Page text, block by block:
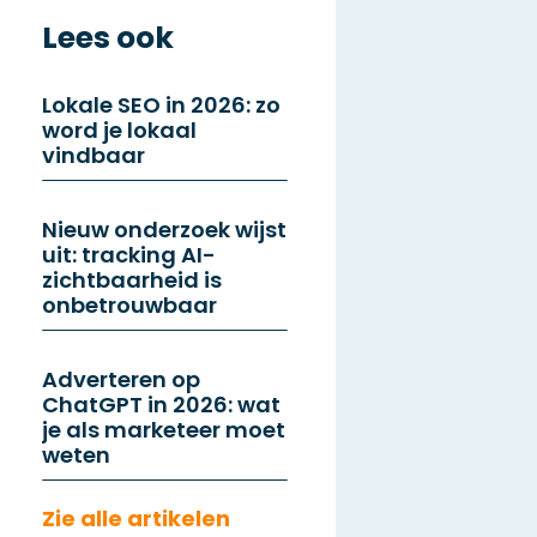
Lees ook
Lokale SEO in 2026: zo
word je lokaal
vindbaar
Nieuw onderzoek wijst
uit: tracking AI-
zichtbaarheid is
onbetrouwbaar
Adverteren op
ChatGPT in 2026: wat
je als marketeer moet
weten
Zie alle artikelen